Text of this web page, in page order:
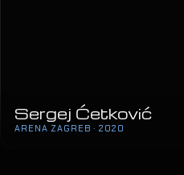
Sergej Ćetković
ARENA ZAGREB · 2020